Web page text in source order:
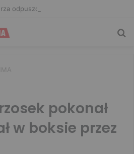
pokonał
w boksie przez